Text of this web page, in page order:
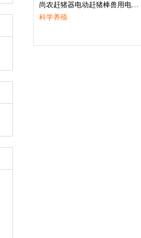
尚农赶猪器电动赶猪棒兽用电击
棍
科学养殖